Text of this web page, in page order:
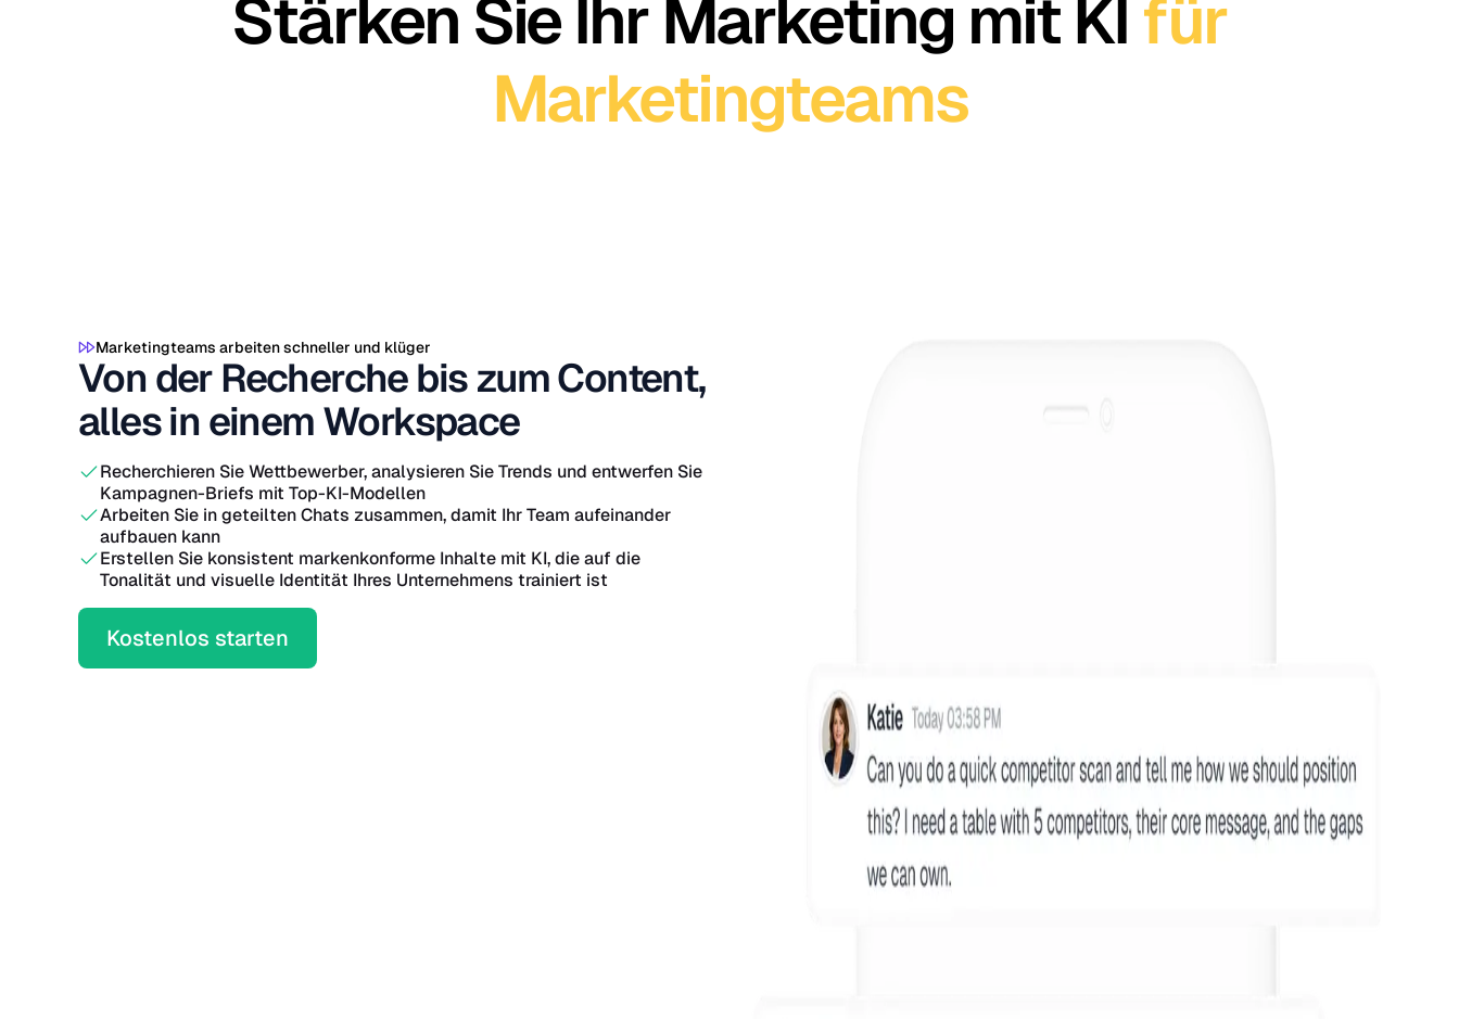
Stärken Sie Ihr Marketing mit KI für
Marketingteams
Marketingteams arbeiten schneller und klüger
Von der Recherche bis zum Content,
alles in einem Workspace
Recherchieren Sie Wettbewerber, analysieren Sie Trends und entwerfen Sie
Kampagnen-Briefs mit Top-KI-Modellen
Arbeiten Sie in geteilten Chats zusammen, damit Ihr Team aufeinander
aufbauen kann
Erstellen Sie konsistent markenkonforme Inhalte mit KI, die auf die
Tonalität und visuelle Identität Ihres Unternehmens trainiert ist
Kostenlos starten